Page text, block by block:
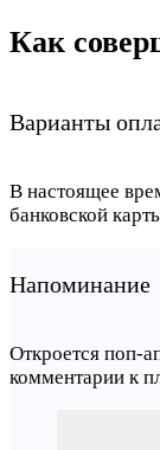
Как
Варианты
В настоящее
банковской
Напоминание
Откроется поп-
комментарии к